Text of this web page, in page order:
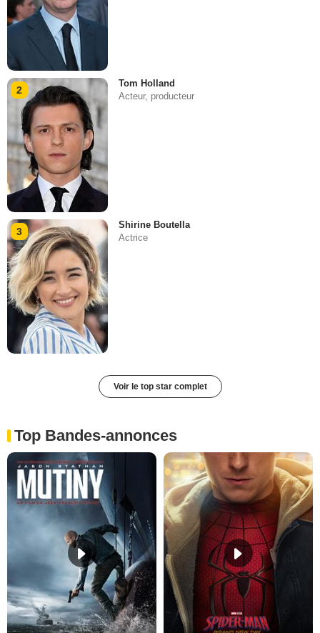
2
Tom Holland
Acteur, producteur
3
Shirine Boutella
Actrice
Voir le top star complet
Top Bandes-annonces